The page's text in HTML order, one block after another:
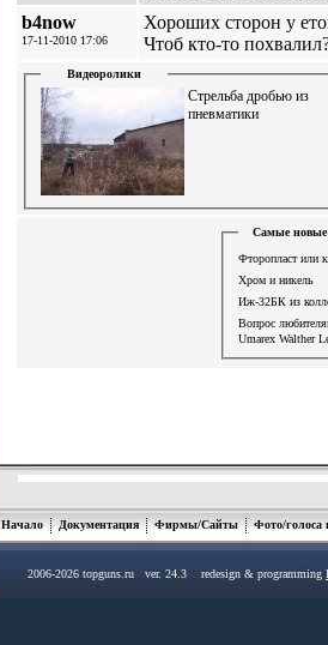
b4now
17-11-2010 17:06
Хороших сторон у
Чтоб кто-то
Видеоролики
Стрельба дробью из
пневматики
Самые новые
Фторопласт или
Хром и никель
Иж-32БК из
Вопрос
Umarex Walther
Начало Документация Фирмы/Сайты Фото/голоса
2006-2026 topguns.ru ver. 24.3 redesign & programming